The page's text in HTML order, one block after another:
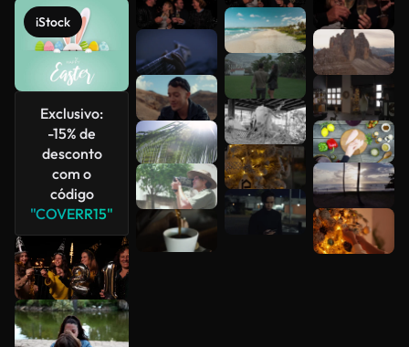
iStock
Exclusivo:
-15% de
desconto
com o
código
"COVERR15"
Veja mais